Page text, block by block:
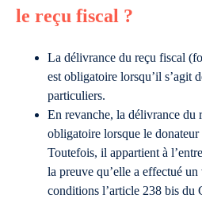
le reçu fiscal ?
La délivrance du reçu fiscal
est obligatoire lorsqu’il s’agit
particuliers.
En revanche, la délivrance du
obligatoire lorsque le donateur
Toutefois, il appartient à
la preuve qu’elle a effectué
conditions l’article 238 bis du